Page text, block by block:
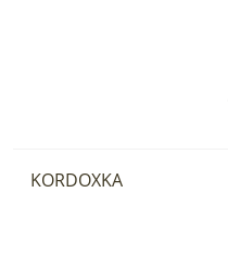
KORDOXKA